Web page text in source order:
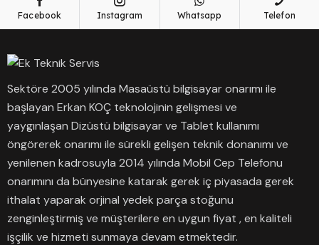
Facebook Instagram Whatsapp Telefon
Sektöre 2005 yılında Masaüstü bilgisayar onarımı ile
başlayan Erkan KOÇ teknolojinin gelişmesi ve
yaygınlaşan Dizüstü bilgisayar ve Tablet kullanımı
öngörerek onarımı ile sürekli gelişen teknik donanımı ve
yenilenen kadrosuyla 2014 yılında Mobil Cep Telefonu
onarımını da bünyesine katarak gerek iç piyasada gerek
ithalat yaparak orjinal yedek parça stoğunu
zenginleştirmiş ve müşterilere en uygun fiyat , en kaliteli
işçilik ve hizmeti sunmaya devam etmektedir.